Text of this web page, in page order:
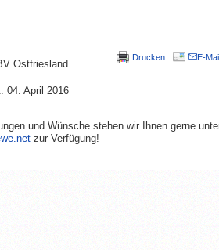
Drucken E-
Ostfriesland
04. April 2016
und Wünsche stehen wir Ihnen gerne
zur Verfügung!